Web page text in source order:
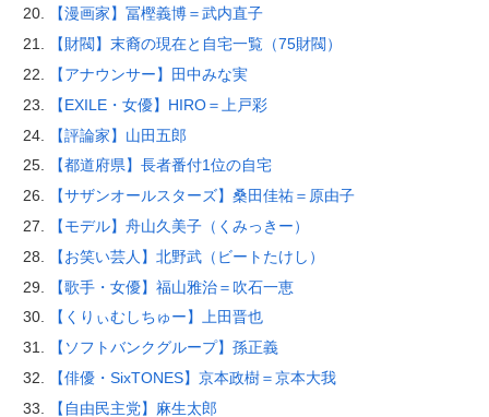
【漫画家】冨樫義博＝武内直子
【財閥】末裔の現在と自宅一覧（75財閥）
【アナウンサー】田中みな実
【EXILE・女優】HIRO＝上戸彩
【評論家】山田五郎
【都道府県】長者番付1位の自宅
【サザンオールスターズ】桑田佳祐＝原由子
【モデル】舟山久美子（くみっきー）
【お笑い芸人】北野武（ビートたけし）
【歌手・女優】福山雅治＝吹石一恵
【くりぃむしちゅー】上田晋也
【ソフトバンクグループ】孫正義
【俳優・SixTONES】京本政樹＝京本大我
【自由民主党】麻生太郎